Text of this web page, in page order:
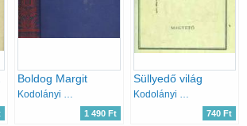
Boldog Margit
Kodolányi János
1 490 Ft
Süllyedő világ
Kodolányi János
740 Ft